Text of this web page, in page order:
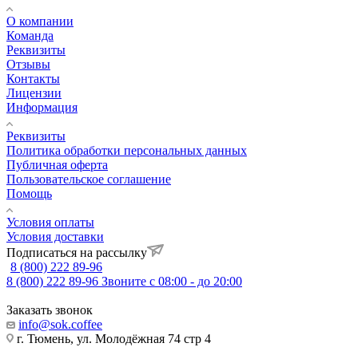
О компании
Команда
Реквизиты
Отзывы
Контакты
Лицензии
Информация
Реквизиты
Политика обработки персональных данных
Публичная оферта
Пользовательское соглашение
Помощь
Условия оплаты
Условия доставки
Подписаться на рассылку
8 (800) 222 89-96
8 (800) 222 89-96 Звоните с 08:00 - до 20:00
Заказать звонок
info@sok.coffee
г. Тюмень, ул. Молодёжная 74 стр 4